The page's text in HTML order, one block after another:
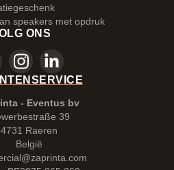
speakers met opdruk
ONS
- Eventus bv
39
4731 Raeren
België